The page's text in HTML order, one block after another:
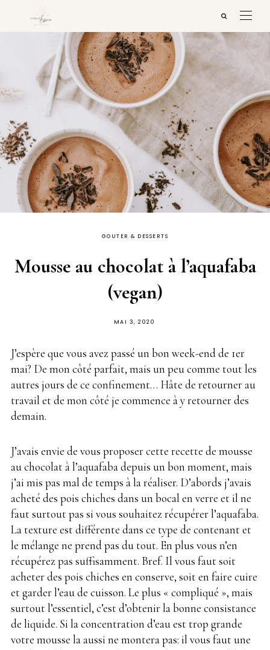
GOUTER & DESSERTS
Mousse au chocolat à l’aquafaba
(vegan)
PUBLIÉ
MAI 3, 2020
J’espère que vous avez passé un bon week-end de 1er
mai? De mon côté parfait, mais un peu comme tout les
autres jours de ce confinement… Hâte de retourner au
travail et de mon côté je commence à y retourner des
demain.
J’avais envie de vous proposer cette recette de mousse
au chocolat à l’aquafaba depuis un bon moment, mais
j’ai mis pas mal de temps à la réaliser. D’abords j’avais
acheté des pois chiches dans un bocal en verre et il ne
faut surtout pas si vous souhaitez récupérer l’aquafaba.
La texture est différente dans ce type de contenant et
le mélange ne prend pas du tout. En plus vous n’en
récupérez pas suffisamment. Bref. Il vous faut soit
acheter des pois chiches en conserve, soit en faire cuire
et garder l’eau de cuisson. Le plus « compliqué », mais
surtout l’essentiel, c’est d’obtenir la bonne consistance
de liquide. Si la concentration d’eau est trop grande
votre mousse la aussi ne montera pas: il vous faut une